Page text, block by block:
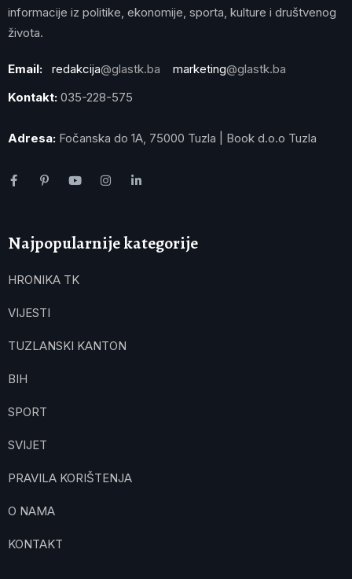
informacije iz politike, ekonomije, sporta, kulture i društvenog
života.
Email: redakcija@glastk.ba marketing@glastk.ba
Kontakt: 035-228-575
Adresa: Fočanska do 1A, 75000 Tuzla | Book d.o.o Tuzla
Najpopularnije kategorije
HRONIKA TK
VIJESTI
TUZLANSKI KANTON
BIH
SPORT
SVIJET
PRAVILA KORIŠTENJA
O NAMA
KONTAKT